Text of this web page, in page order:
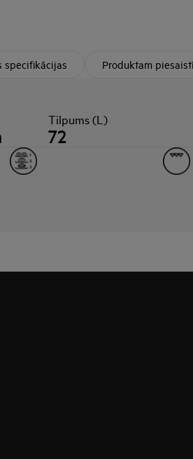
specifikācijas Produktam
Tilpums (L)
72